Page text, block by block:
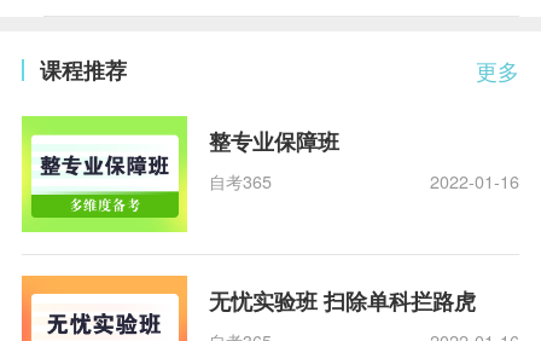
更多
课程推荐
整专业保障班
自考365 2022-01-16
无忧实验班 扫除单科拦路虎